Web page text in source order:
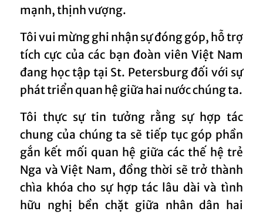
mạnh, thịnh vượng.
Tôi vui mừng ghi nhận sự đóng góp, hỗ trợ
tích cực của các bạn đoàn viên Việt Nam
đang học tập tại St. Petersburg đối với sự
phát triển quan hệ giữa hai nước chúng ta.
Tôi thực sự tin tưởng rằng sự hợp tác
chung của chúng ta sẽ tiếp tục góp phần
gắn kết mối quan hệ giữa các thế hệ trẻ
Nga và Việt Nam, đồng thời sẽ trở thành
chìa khóa cho sự hợp tác lâu dài và tình
hữu nghị bền chặt giữa nhân dân hai